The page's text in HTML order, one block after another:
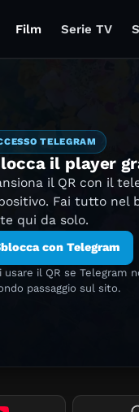
Film Serie TV
TELEGRAM
il player
il QR con il
Fai tutto nel
qui da solo.
con Telegram
usare il QR se Telegram
passaggio sul sito.